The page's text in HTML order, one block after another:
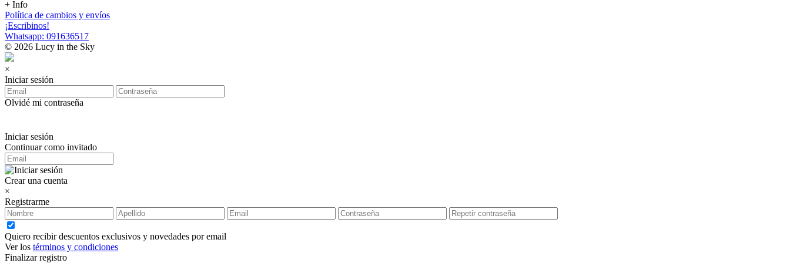
+ Info
Política de cambios y envíos
¡Escribinos!
Whatsapp: 091636517
© 2026 Lucy in the Sky
×
Iniciar sesión
Olvidé mi contraseña
Iniciar sesión
Continuar como invitado
Crear una cuenta
×
Registrarme
Quiero recibir descuentos exclusivos y novedades por email
Ver los términos y condiciones
Finalizar registro